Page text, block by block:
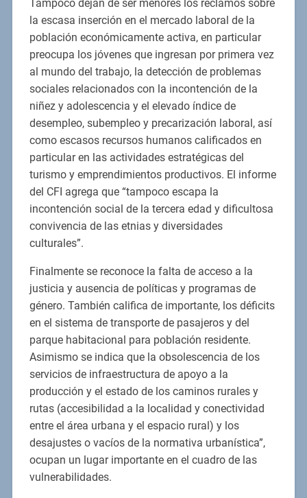
Tampoco dejan de ser menores los reclamos sobre
la escasa inserción en el mercado laboral de la
población económicamente activa, en particular
preocupa los jóvenes que ingresan por primera vez
al mundo del trabajo, la detección de problemas
sociales relacionados con la incontención de la
niñez y adolescencia y el elevado índice de
desempleo, subempleo y precarización laboral, así
como escasos recursos humanos calificados en
particular en las actividades estratégicas del
turismo y emprendimientos productivos. El informe
del CFI agrega que “tampoco escapa la
incontención social de la tercera edad y dificultosa
convivencia de las etnias y diversidades
culturales”.
Finalmente se reconoce la falta de acceso a la
justicia y ausencia de políticas y programas de
género. También califica de importante, los déficits
en el sistema de transporte de pasajeros y del
parque habitacional para población residente.
Asimismo se indica que la obsolescencia de los
servicios de infraestructura de apoyo a la
producción y el estado de los caminos rurales y
rutas (accesibilidad a la localidad y conectividad
entre el área urbana y el espacio rural) y los
desajustes o vacíos de la normativa urbanística”,
ocupan un lugar importante en el cuadro de las
vulnerabilidades.